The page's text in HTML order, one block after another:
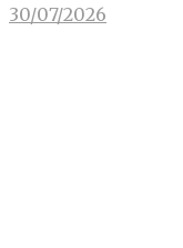
30/07/2026